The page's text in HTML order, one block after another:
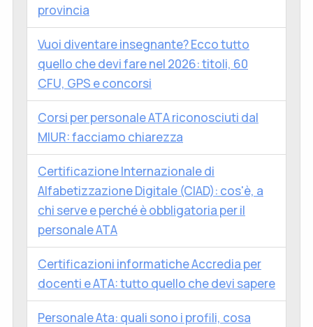
provincia
Vuoi diventare insegnante? Ecco tutto
quello che devi fare nel 2026: titoli, 60
CFU, GPS e concorsi
Corsi per personale ATA riconosciuti dal
MIUR: facciamo chiarezza
Certificazione Internazionale di
Alfabetizzazione Digitale (CIAD): cos'è, a
chi serve e perché è obbligatoria per il
personale ATA
Certificazioni informatiche Accredia per
docenti e ATA: tutto quello che devi sapere
Personale Ata: quali sono i profili, cosa